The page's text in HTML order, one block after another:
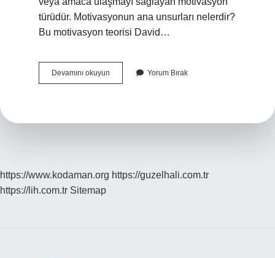
türüdür. Motivasyonun ana unsurları nelerdir?
Bu motivasyon teorisi David…
Devamını okuyun
Temel
Yorum Bırak
https://www.kodaman.org https://guzelhali.com.tr
https://lih.com.tr Sitemap